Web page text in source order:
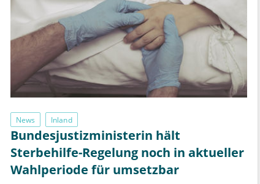
News Inland
Bundesjustizministerin hält
Sterbehilfe-Regelung noch in aktueller
Wahlperiode für umsetzbar